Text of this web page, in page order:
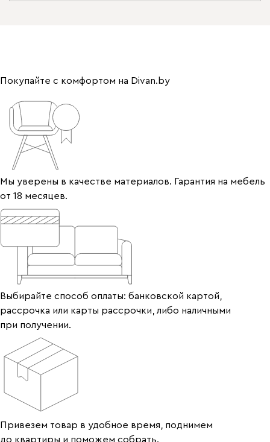
Покупайте с комфортом на Divan.by
Мы уверены в качестве материалов. Гарантия на мебель
от 18 месяцев.
Выбирайте способ оплаты: банковской картой,
рассрочка или карты рассрочки, либо наличными
при получении.
Привезем товар в удобное время, поднимем
до квартиры и поможем собрать.